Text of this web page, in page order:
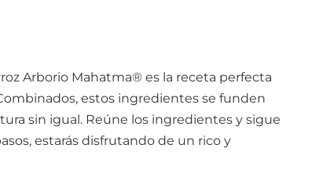
Arborio Mahatma® es la receta perfecta
estos ingredientes se funden
sin igual. Reúne los ingredientes y sigue
estarás disfrutando de un rico y